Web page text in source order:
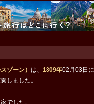
ゾーン） は、 1809年02月03日に
しました。
でした。